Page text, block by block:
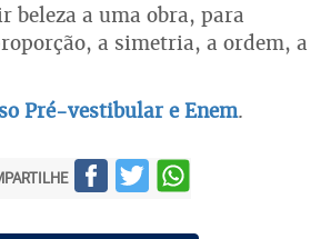
beleza a uma obra, para
a simetria, a ordem, a
Pré-vestibular e Enem.